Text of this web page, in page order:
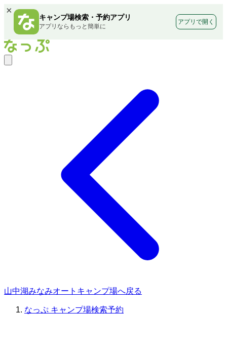
×
キャンプ場検索・予約アプリ
アプリならもっと簡単に
アプリで開く
山中湖みなみオートキャンプ場へ戻る
なっぷ キャンプ場検索予約